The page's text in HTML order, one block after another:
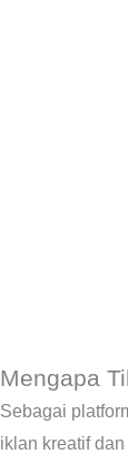
Mengapa
Sebagai
iklan kreatif